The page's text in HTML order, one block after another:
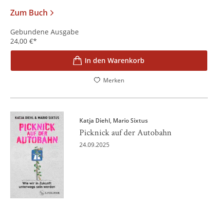
Zum Buch
Gebundene Ausgabe
24,00 €*
In den Warenkorb
Merken
Katja Diehl Mario Sixtus
Picknick auf der Autobahn
24.09.2025